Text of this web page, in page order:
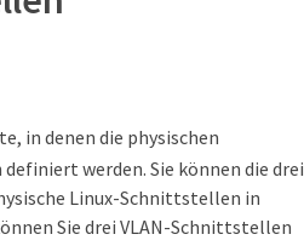
in denen die physischen
werden. Sie können die drei
Linux-Schnittstellen in
Sie drei VLAN-Schnittstellen